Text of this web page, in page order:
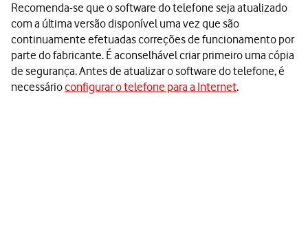
Recomenda-se que o software do telefone seja atualizado
com a última versão disponível uma vez que são
continuamente efetuadas correções de funcionamento por
parte do fabricante. É aconselhável criar primeiro uma cópia
de segurança. Antes de atualizar o software do telefone, é
necessárioconfigurar o telefone para a Internet.